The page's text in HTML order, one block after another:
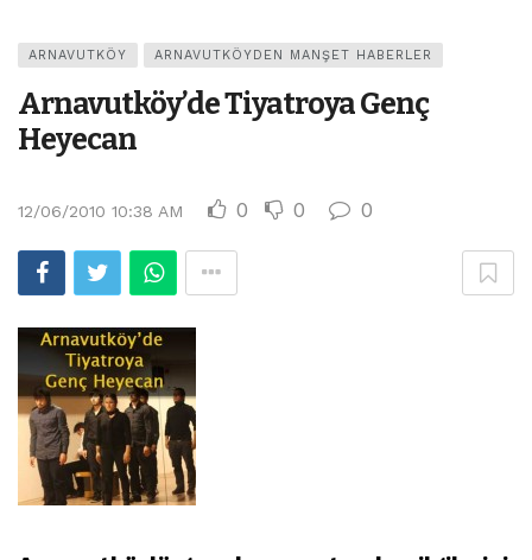
ARNAVUTKÖY ARNAVUTKÖYDEN MANŞET HABERLER
Arnavutköy’de Tiyatroya Genç
Heyecan
12/06/2010 10:38 AM 0 0 0